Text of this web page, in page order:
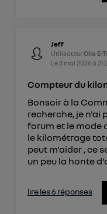
Jeff
UtilisateurClio E-
Le 3 mai 2026à
Compteur du
Bonsoir à la
recherche, je n'ai
forum et le mode
le kilométrage
peut m'aider , ce
un peu la honte
lire les 6 réponses